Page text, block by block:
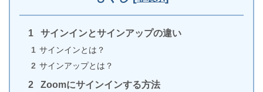
処法
サインインとサインアップの違い
サインインとは？
サインアップとは？
Zoomにサインインする方法